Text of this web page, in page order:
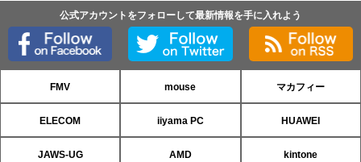
公式アカウントをフォローして最新情報を手に入れよう
FMV mouse マカフィー
ELECOM iiyama PC HUAWEI
JAWS-UG AMD kintone